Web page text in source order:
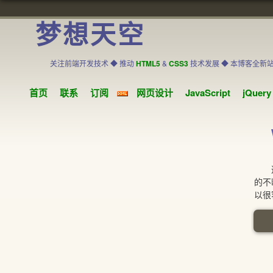
梦想天空
关注前端开发技术 ◆ 推动HTML5& CSS3技术发展 ◆ 本博客全新站
首页 联系 订阅 网页设计 JavaScript jQuery
这
的
以